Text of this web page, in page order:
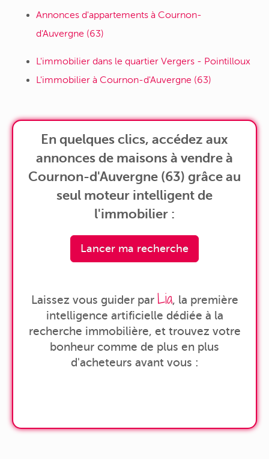
Annonces d'appartements à Cournon-
d'Auvergne (63)
L'immobilier dans le quartier Vergers - Pointilloux
L'immobilier à Cournon-d'Auvergne (63)
En quelques clics, accédez aux
annonces de maisons à vendre à
Cournon-d'Auvergne (63) grâce au
seul moteur intelligent de
l'immobilier :
Lancer ma recherche
Laissez vous guider par Lia, la première
intelligence artificielle dédiée à la
recherche immobilière, et trouvez votre
bonheur comme de plus en plus
d'acheteurs avant vous :